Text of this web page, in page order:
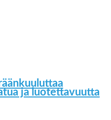
ja luotettavuutta